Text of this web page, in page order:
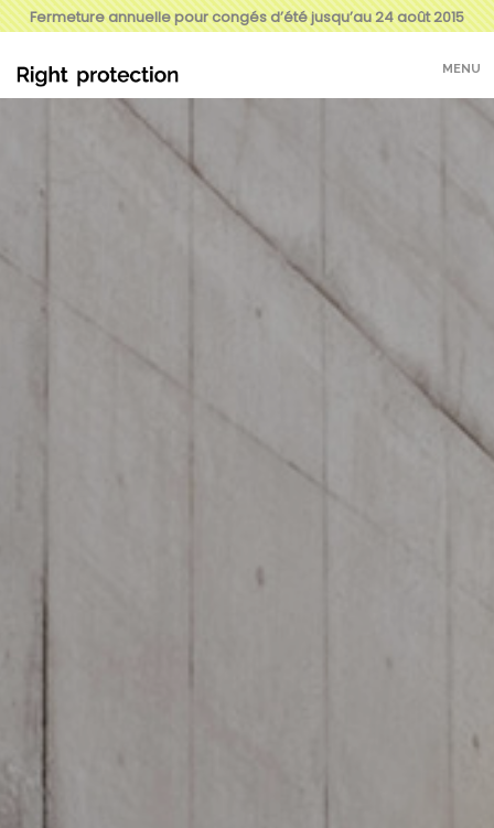
Fermeture annuelle pour congés d’été jusqu’au 24 août 2015
MENU